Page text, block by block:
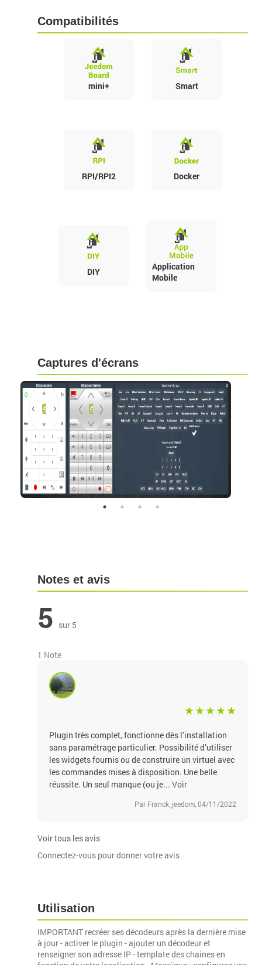
Compatibilités
mini+ Smart
RPI/RPI2 Docker
DIY
Application
Mobile
Captures d'écrans
Notes et avis
5 sur 5
1 Note
Plugin très complet, fonctionne dès l’installation
sans paramétrage particulier. Possibilité d’utiliser
les widgets fournis ou de construire un virtuel avec
les commandes mises à disposition. Une belle
réussite. Un seul manque (ou je...Voir
Par Franck_jeedom, 04/11/2022
Voir tous les avis
Connectez-vous pour donner votre avis
Utilisation
IMPORTANT recréer ses décodeurs après la dernière mise
à jour - activer le plugin - ajouter un décodeur et
renseigner son adresse IP - template des chaines en